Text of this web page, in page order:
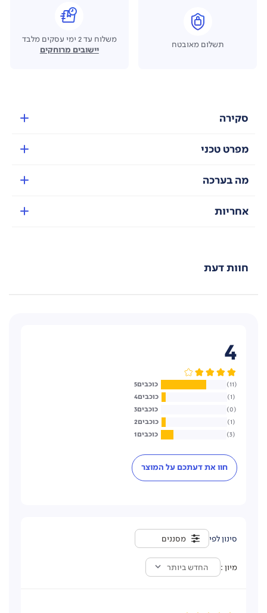
תשלום מאובטח
משלוח עד 2 ימי עסקים מלבד
יישובים מרוחקים
סקירה
מפרט טכני
מה בערכה
אחריות
חוות דעת
4
5 11
4 1
3 0
2 1
1 3
חוו את דעתכם על המוצר
מסננים
מיון החדש ביותר